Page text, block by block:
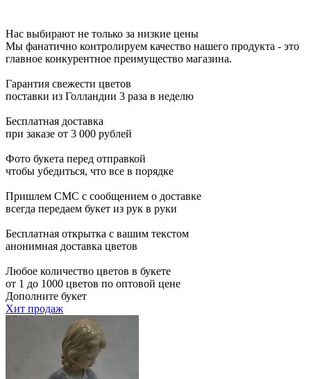
Нас выбирают не только за низкие цены
Мы фанатично контролируем качество нашего продукта - это
главное конкурентное преимущество магазина.
Гарантия свежести цветов
поставки из Голландии 3 раза в неделю
Бесплатная доставка
при заказе от 3 000 рублей
Фото букета перед отправкой
чтобы убедиться, что все в порядке
Пришлем СМС с сообщением о доставке
всегда передаем букет из рук в руки
Бесплатная открытка с вашим текстом
анонимная доставка цветов
Любое количество цветов в букете
от 1 до 1000 цветов по оптовой цене
Дополните букет
Хит продаж